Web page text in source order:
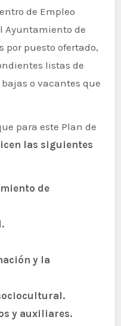
de Empleo
Ayuntamiento de
por puesto ofertado,
listas de
o vacantes que
para este Plan de
las siguientes
de
y la
y auxiliares.